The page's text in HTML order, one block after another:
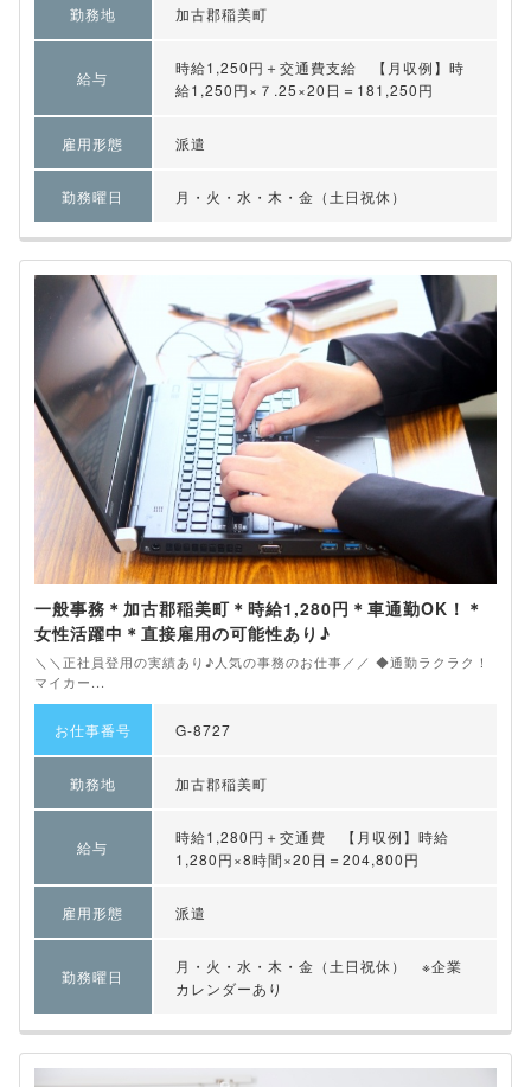
勤務地 加古郡稲美町
給与
時給1,250円＋交通費支給 【月収例】時
給1,250円×７.25×20日＝181,250円
雇用形態 派遣
勤務曜日 月・火・水・木・金（土日祝休）
一般事務＊加古郡稲美町＊時給1,280円＊車通勤OK！＊
女性活躍中＊直接雇用の可能性あり♪
＼＼正社員登用の実績あり♪人気の事務のお仕事／／ ◆通勤ラクラク！
マイカー...
お仕事番号 G-8727
勤務地 加古郡稲美町
給与
時給1,280円＋交通費 【月収例】時給
1,280円×8時間×20日＝204,800円
雇用形態 派遣
勤務曜日
月・火・水・木・金（土日祝休） ※企業
カレンダーあり